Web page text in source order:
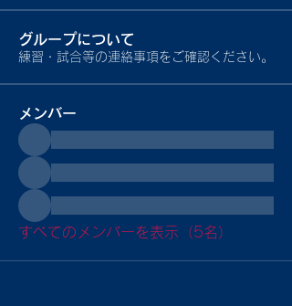
グループについて
練習・試合等の連絡事項をご確認ください。
メンバー
すべてのメンバーを表示（5名）